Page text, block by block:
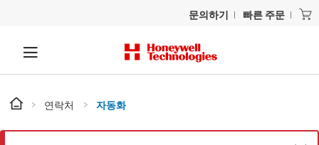
문의하기 빠른 주문
연락처 자동화